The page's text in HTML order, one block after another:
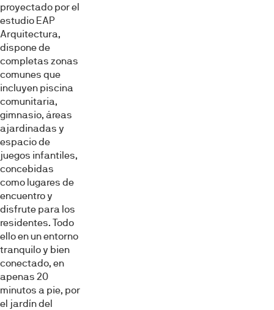
proyectado por el
estudio EAP
Arquitectura,
dispone de
completas zonas
comunes que
incluyen piscina
comunitaria,
gimnasio, áreas
ajardinadas y
espacio de
juegos infantiles,
concebidas
como lugares de
encuentro y
disfrute para los
residentes. Todo
ello en un entorno
tranquilo y bien
conectado, en
apenas 20
minutos a pie, por
el jardín del